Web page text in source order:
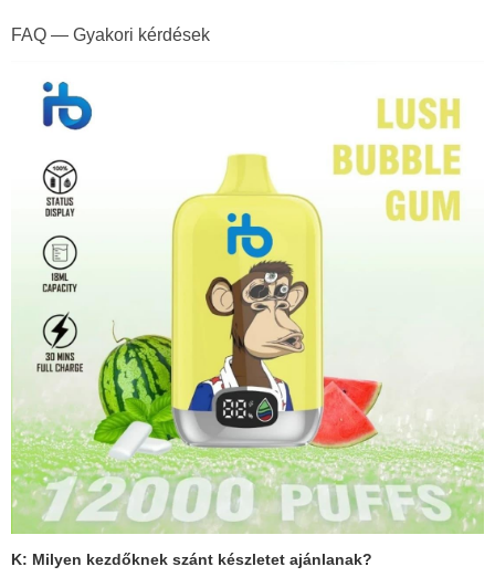
FAQ — Gyakori kérdések
K: Milyen kezdőknek szánt készletet ajánlanak?